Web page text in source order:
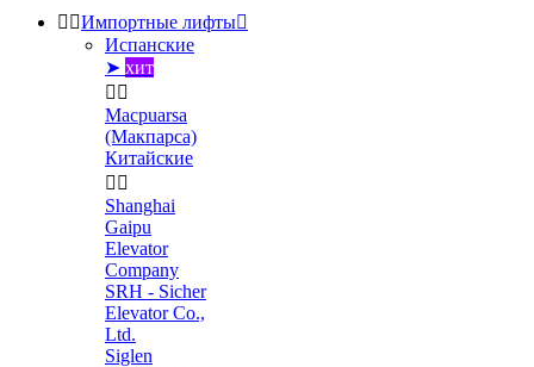
 Импортные лифты
Испанские
➤ хит
 
Macpuarsa
(Макпарса)
Китайские
 
Shanghai
Gaipu
Elevator
Company
SRH - Sicher
Elevator Co.,
Ltd.
Siglen